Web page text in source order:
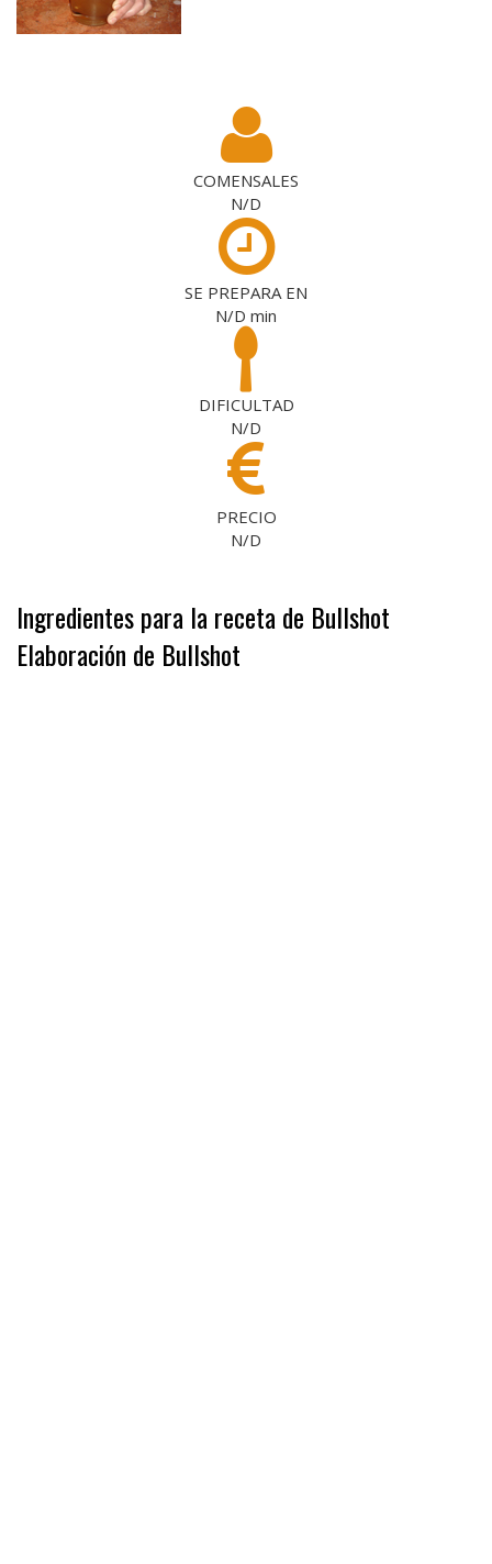
COMENSALES
N/D
SE PREPARA EN
N/D min
DIFICULTAD
N/D
PRECIO
N/D
Ingredientes para la receta de Bullshot
Elaboración de Bullshot